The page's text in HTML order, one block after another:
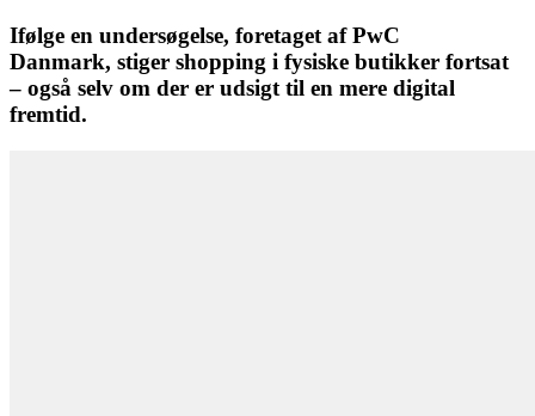
Ifølge en undersøgelse, foretaget af PwC
Danmark, stiger shopping i fysiske butikker fortsat
– også selv om der er udsigt til en mere digital
fremtid.